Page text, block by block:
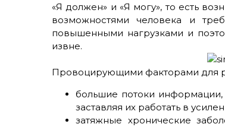
«Я должен» и «Я могу», то есть
возможностями человека и
повышенными нагрузками и
извне.
Провоцирующими факторами для
большие потоки
заставляя их работать в
затяжные хронические